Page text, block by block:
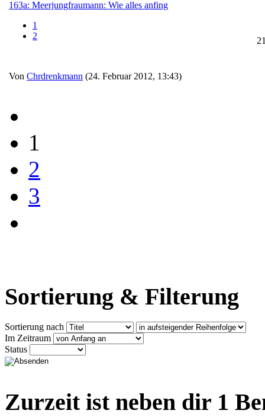
163a: Meerjungfraumann: Wie alles anfing
1
2
Von Chrdrenkmann (24. Februar 2012, 13:43)
1
2
3
Sortierung & Filterung
Sortierung nach
Im Zeitraum
Status
Zurzeit ist neben dir 1